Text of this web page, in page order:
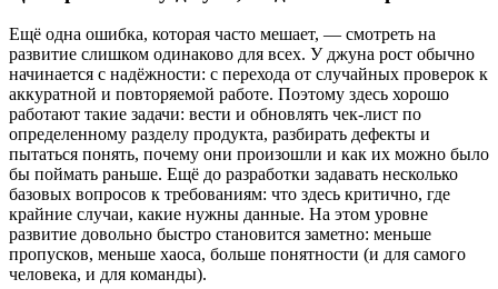
Ещё одна ошибка, которая часто мешает, — смотреть на
развитие слишком одинаково для всех. У джуна рост обычно
начинается с надёжности: с перехода от случайных проверок к
аккуратной и повторяемой работе. Поэтому здесь хорошо
работают такие задачи: вести и обновлять чек-лист по
определенному разделу продукта, разбирать дефекты и
пытаться понять, почему они произошли и как их можно было
бы поймать раньше. Ещё до разработки задавать несколько
базовых вопросов к требованиям: что здесь критично, где
крайние случаи, какие нужны данные. На этом уровне
развитие довольно быстро становится заметно: меньше
пропусков, меньше хаоса, больше понятности (и для самого
человека, и для команды).